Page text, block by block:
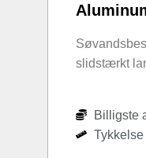
slidstærkt
Billigste
Tykkelse